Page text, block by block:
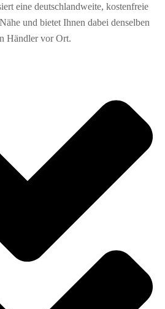
eine deutschlandweite, kostenfreie
und bietet Ihnen dabei denselben
Händler vor Ort.